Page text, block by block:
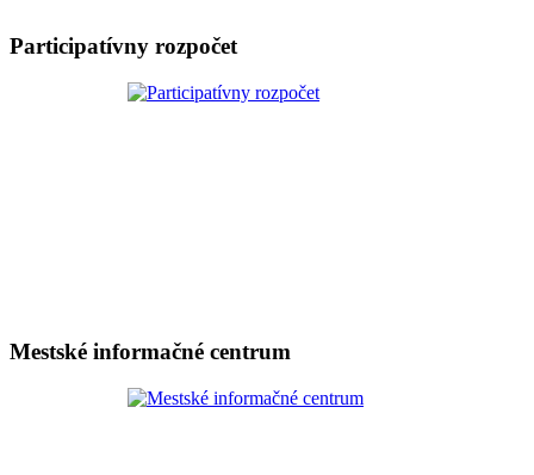
Participatívny rozpočet
Mestské informačné centrum